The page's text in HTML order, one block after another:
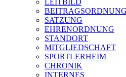
BEITRAGSORDNUNG
SATZUNG
EHRENORDNUNG
STANDORT
MITGLIEDSCHAFT
SPORTLERHEIM
CHRONIK
INTERNES